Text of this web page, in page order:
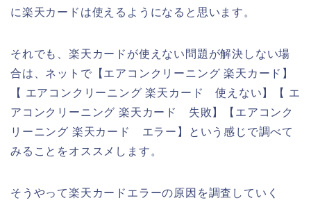
に楽天カードは使えるようになると思います。
それでも、楽天カードが使えない問題が解決しない場
合は、ネットで【エアコンクリーニング 楽天カード】
【 エアコンクリーニング 楽天カード 使えない】【 エ
アコンクリーニング 楽天カード 失敗】【エアコンク
リーニング 楽天カード エラー】という感じで調べて
みることをオススメします。
そうやって楽天カードエラーの原因を調査していく